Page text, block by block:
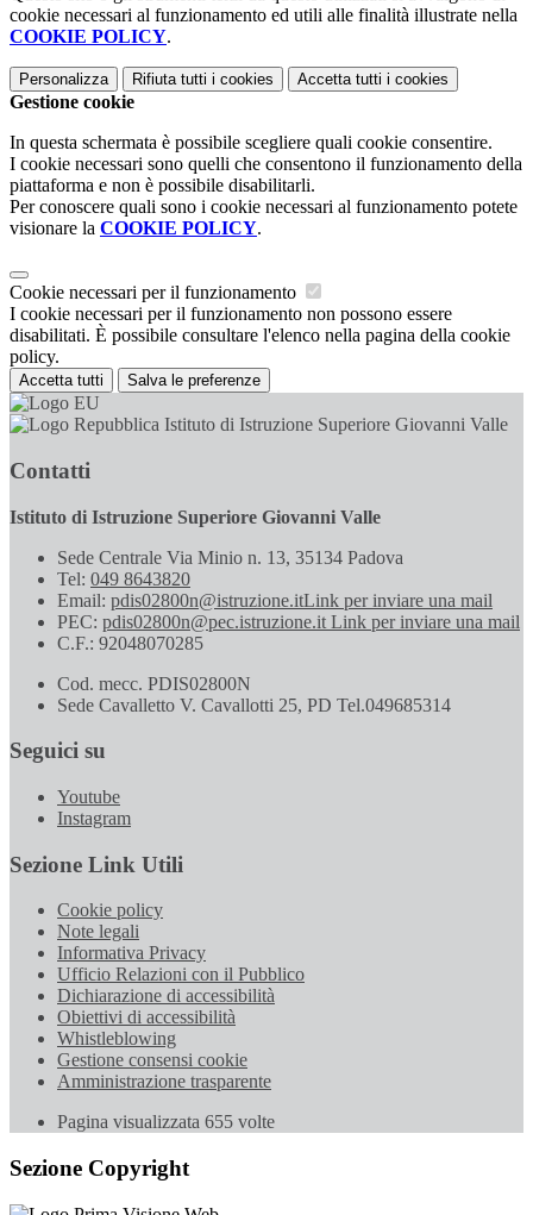
cookie necessari al funzionamento ed utili alle finalità illustrate nella
COOKIE POLICY.
Personalizza Rifiuta tutti i cookies Accetta tutti i cookies
Gestione cookie
In questa schermata è possibile scegliere quali cookie consentire.
I cookie necessari sono quelli che consentono il funzionamento della
piattaforma e non è possibile disabilitarli.
Per conoscere quali sono i cookie necessari al funzionamento potete
visionare la COOKIE POLICY.
Cookie necessari per il funzionamento
I cookie necessari per il funzionamento non possono essere
disabilitati. È possibile consultare l'elenco nella pagina della cookie
policy.
Accetta tutti Salva le preferenze
Istituto di Istruzione Superiore Giovanni Valle
Contatti
Istituto di Istruzione Superiore Giovanni Valle
Sede Centrale Via Minio n. 13, 35134 Padova
Tel: 049 8643820
Email: pdis02800n@istruzione.itLink per inviare una mail
PEC: pdis02800n@pec.istruzione.it Link per inviare una mail
C.F.: 92048070285
Cod. mecc. PDIS02800N
Sede Cavalletto V. Cavallotti 25, PD Tel.049685314
Seguici su
Youtube
Instagram
Sezione Link Utili
Cookie policy
Note legali
Informativa Privacy
Ufficio Relazioni con il Pubblico
Dichiarazione di accessibilità
Obiettivi di accessibilità
Whistleblowing
Gestione consensi cookie
Amministrazione trasparente
Pagina visualizzata 655 volte
Sezione Copyright